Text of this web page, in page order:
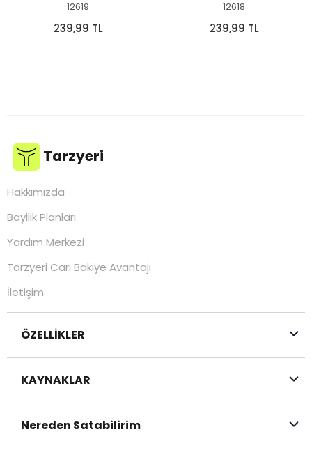
12619
239,99 TL
12618
239,99 TL
Tarzyeri
Hakkımızda
Bayilik Planları
Yardım Merkezi
Tarzyeri Cari Bakiye Avantajı
İletişim
ÖZELLİKLER
KAYNAKLAR
Nereden Satabilirim